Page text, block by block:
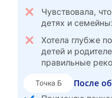
Чувствовала,
детях и
Хотела глубже
детей и
правильные
Точка Б После